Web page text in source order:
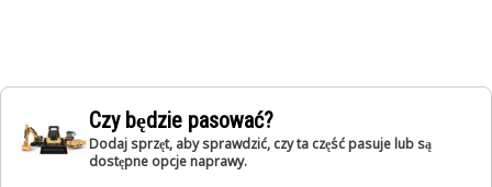
Czy będzie pasować?
Dodaj sprzęt, aby sprawdzić, czy ta część pasuje lub są
dostępne opcje naprawy.